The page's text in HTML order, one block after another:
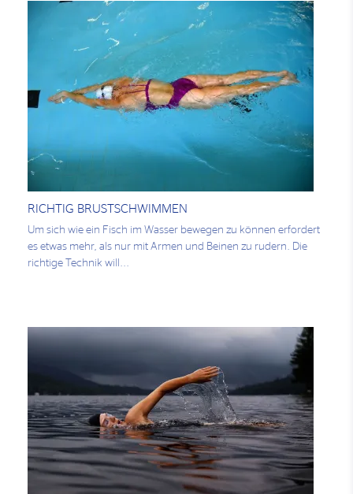
RICHTIG BRUSTSCHWIMMEN
Um sich wie ein Fisch im Wasser bewegen zu können erfordert
es etwas mehr, als nur mit Armen und Beinen zu rudern. Die
richtige Technik will...